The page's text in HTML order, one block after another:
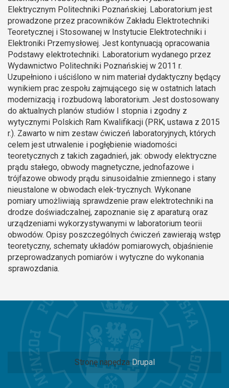
Elektrycznym Politechniki Poznańskiej. Laboratorium jest
prowadzone przez pracowników Zakładu Elektrotechniki
Teoretycznej i Stosowanej w Instytucie Elektrotechniki i
Elektroniki Przemysłowej. Jest kontynuacją opracowania
Podstawy elektrotechniki. Laboratorium wydanego przez
Wydawnictwo Politechniki Poznańskiej w 2011 r.
Uzupełniono i uściślono w nim materiał dydaktyczny będący
wynikiem prac zespołu zajmującego się w ostatnich latach
modernizacją i rozbudową laboratorium. Jest dostosowany
do aktualnych planów studiów I stopnia i zgodny z
wytycznymi Polskich Ram Kwalifikacji (PRK, ustawa z 2015
r.). Zawarto w nim zestaw ćwiczeń laboratoryjnych, których
celem jest utrwalenie i pogłębienie wiadomości
teoretycznych z takich zagadnień, jak: obwody elektryczne
prądu stałego, obwody magnetyczne, jednofazowe i
trójfazowe obwody prądu sinusoidalnie zmiennego i stany
nieustalone w obwodach elek-trycznych. Wykonane
pomiary umożliwiają sprawdzenie praw elektrotechniki na
drodze doświadczalnej, zapoznanie się z aparaturą oraz
urządzeniami wykorzystywanymi w laboratorium teorii
obwodów. Opisy poszczególnych ćwiczeń zawierają wstęp
teoretyczny, schematy układów pomiarowych, objaśnienie
przeprowadzanych pomiarów i wytyczne do wykonania
sprawozdania.
Stronę napędza Drupal